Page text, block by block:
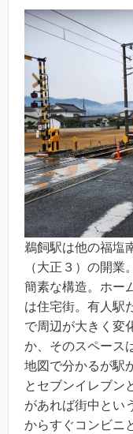
鵜飼駅は他の福塩
（大正３）の開
簡素な構造。ホー
は住宅街。有人駅
で周辺が大きく変
か、そのスペース
地図で分かるが駅
とセブンイレブン
があれば街中とい
からすぐコンビニ